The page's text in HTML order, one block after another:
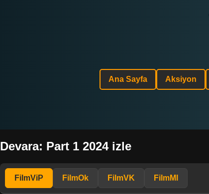
Ana Sayfa Aksiyon
Devara: Part 1 2024 izle
FilmViP FilmOk FilmVK FilmMl